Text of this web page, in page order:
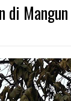
di